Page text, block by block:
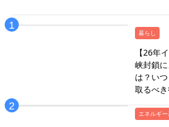
暮らし
【26年
峡封鎖
は？い
取るべ
エネルギ